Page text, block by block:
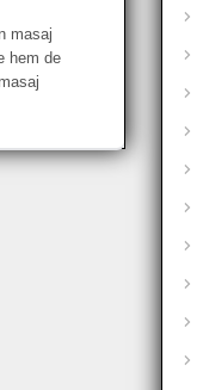
masaj
hem de